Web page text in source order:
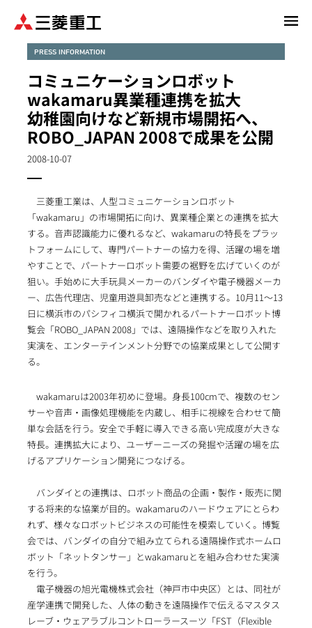
PRESS INFORMATION
コミュニケーションロボット
wakamaru異業種連携を拡大
幼稚園向けなど新規市場開拓へ、
ROBO_JAPAN 2008で成果を公開
2008-10-07
三菱重工業は、人型コミュニケーションロボット
「wakamaru」の市場開拓に向け、異業種企業との連携を拡大
する。音声認識能力に優れるなど、wakamaruの特長をプラッ
トフォームにして、専門パートナーの協力を得、活躍の場を増
やすことで、パートナーロボット需要の裾野を広げていくのが
狙い。手始めに大手玩具メーカーのバンダイや電子機器メーカ
ー、広告代理店、児童用遊具卸売などと連携する。10月11～13
日に横浜市のパシフィコ横浜で開かれるパートナーロボット博
覧会「ROBO_JAPAN 2008」では、遠隔操作などを取り入れた
実演を、エンターテインメント分野での協業成果として公開す
る。
wakamaruは2003年初めに登場。身長100cmで、複数のセン
サーや音声・画像処理機能を内蔵し、相手に視線を合わせて簡
単な会話を行う。安全で手軽に導入できる高い完成度が大きな
特長。連携拡大により、ユーザーニーズの発掘や活躍の場を広
げるアプリケーション開発につなげる。
バンダイとの連携は、ロボット商品の企画・製作・販売に関
する将来的な協業が目的。wakamaruのハードウェアにとらわ
れず、様々なロボットビジネスの可能性を模索していく。博覧
会では、バンダイの自分で組み立てられる遠隔操作式ホームロ
ボット「ネットタンサー」とwakamaruとを組み合わせた実演
を行う。
電子機器の旭光電機株式会社（神戸市中央区）とは、同社が
産学連携で開発した、人体の動きを遠隔操作で伝えるマスタス
レーブ・ウェアラブルコントローラースーツ「FST（Flexible